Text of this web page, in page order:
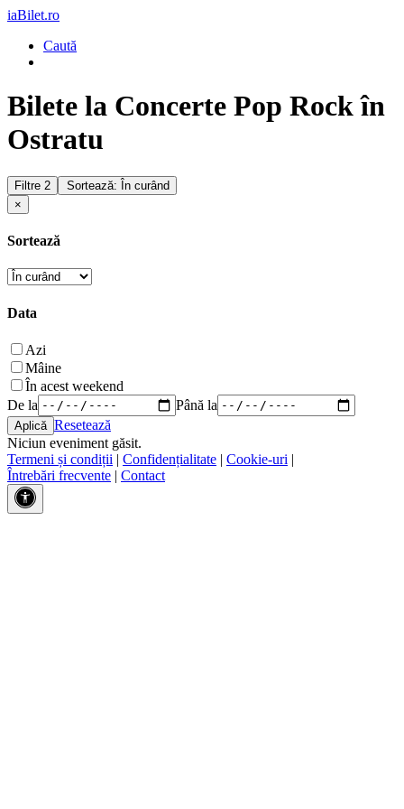
iaBilet.ro
Caută
Bilete la Concerte Pop Rock în
Ostratu
Filtre 2
Sortează: În curând
×
Sortează
Data
Azi
Mâine
În acest weekend
De la
Până la
Resetează
Niciun eveniment găsit.
Termeni și condiții | Confidențialitate | Cookie-uri |
Întrebări frecvente | Contact